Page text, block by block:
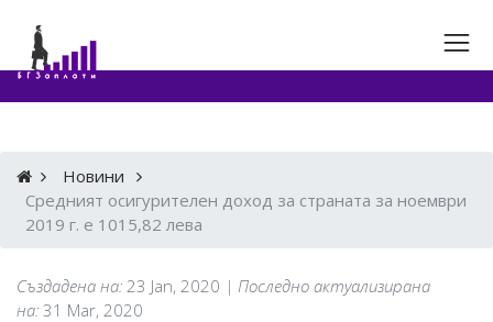
Новини
Средният осигурителен доход за страната за ноември
2019 г. е 1015,82 лева
Създадена на: 23 Jan, 2020 | Последно актуализирана
на: 31 Mar, 2020